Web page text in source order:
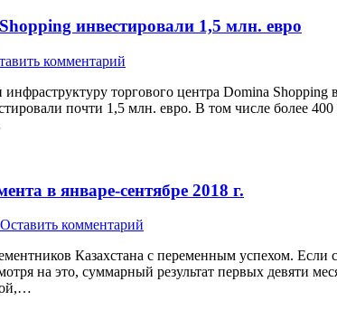
инвестировали 1,5 млн. евро
комментарий
торгового центра Domina
почти 1,5 млн. евро. В том числе более
в январе-сентябре 2018 г.
Оставить комментарий
Казахстана с переменным успехом. Если
на это, суммарный результат первых девяти